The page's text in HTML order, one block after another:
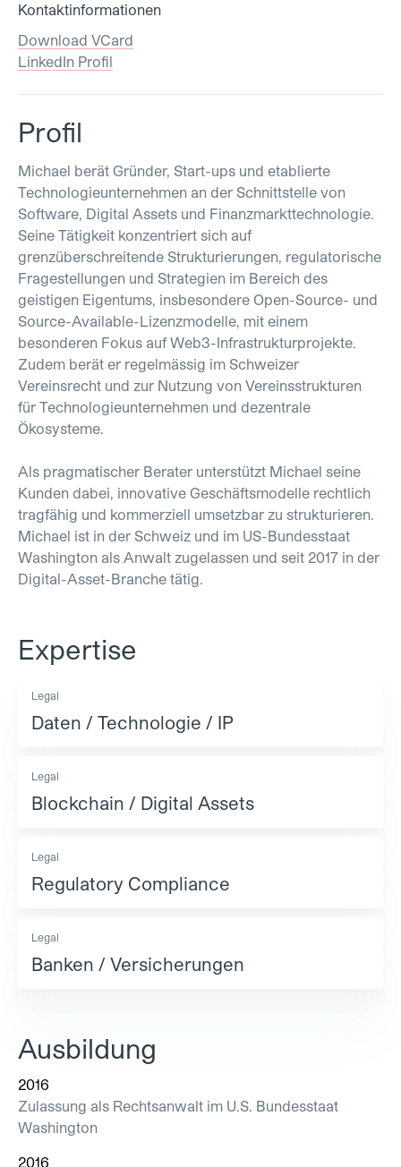
Kontaktinformationen
Download VCard
LinkedIn Profil
Profil
Michael berät Gründer, Start-ups und etablierte
Technologieunternehmen an der Schnittstelle von
Software, Digital Assets und Finanzmarkttechnologie.
Seine Tätigkeit konzentriert sich auf
grenzüberschreitende Strukturierungen, regulatorische
Fragestellungen und Strategien im Bereich des
geistigen Eigentums, insbesondere Open-Source- und
Source-Available-Lizenzmodelle, mit einem
besonderen Fokus auf Web3-Infrastrukturprojekte.
Zudem berät er regelmässig im Schweizer
Vereinsrecht und zur Nutzung von Vereinsstrukturen
für Technologieunternehmen und dezentrale
Ökosysteme.
Als pragmatischer Berater unterstützt Michael seine
Kunden dabei, innovative Geschäftsmodelle rechtlich
tragfähig und kommerziell umsetzbar zu strukturieren.
Michael ist in der Schweiz und im US-Bundesstaat
Washington als Anwalt zugelassen und seit 2017 in der
Digital-Asset-Branche tätig.
Expertise
Legal
Daten / Technologie / IP
Legal
Blockchain / Digital Assets
Legal
Regulatory Compliance
Legal
Banken / Versicherungen
Ausbildung
2016
Zulassung als Rechtsanwalt im U.S. Bundesstaat
Washington
2016